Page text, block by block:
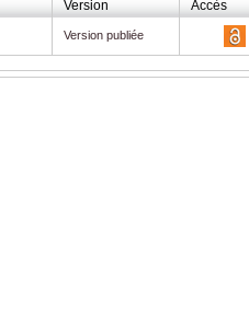
Version Accès
Version publiée